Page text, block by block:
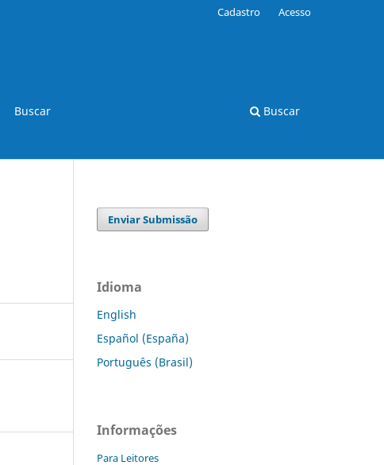
Buscar Buscar
Cadastro Acesso
Enviar Submissão
Idioma
English
Español (España)
Português (Brasil)
Informações
Para Leitores